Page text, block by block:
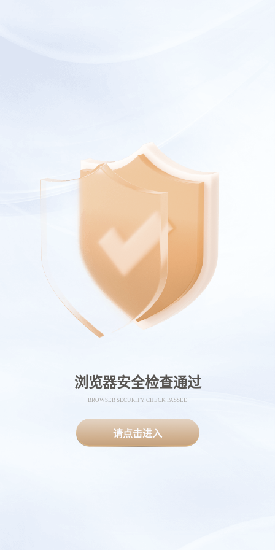
浏览器安全检查通过
BROWSER SECURITY CHECK PASSED
请点击进入